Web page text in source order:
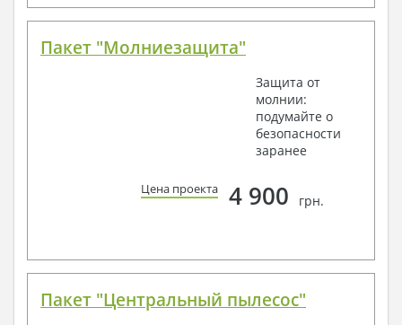
Пакет "Молниезащита"
Защита от
молнии:
подумайте о
безопасности
заранее
Цена проекта 4 900 грн.
Пакет "Центральный пылесос"